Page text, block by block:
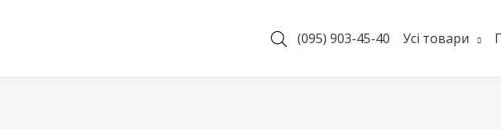
(095) 903-45-40 Усі товари